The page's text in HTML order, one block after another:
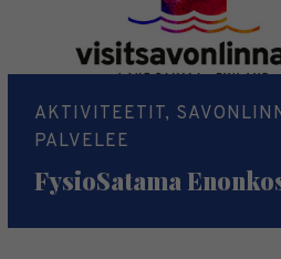
AKTIVITEETIT,
PALVELEE
FysioSatama